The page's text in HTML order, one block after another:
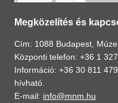
Megközelítés és
Cím: 1088 Budapest,
Központi telefon: +36 1
Információ: +36 30 811
hívható.
E-mail: info@mnm.hu